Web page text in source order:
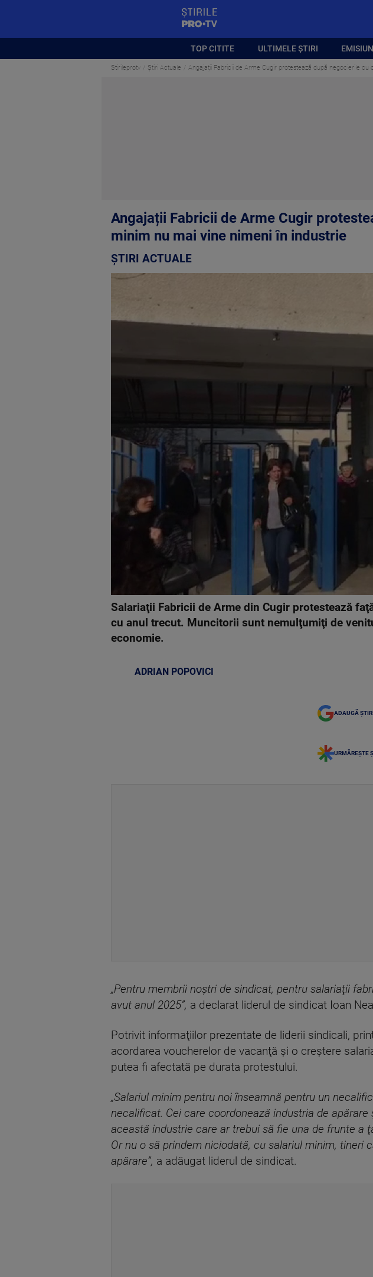
TOP CITITE ULTIMELE ȘTIRI
Stirileprotv Știri Actuale Angajații Fabricii de Arme Cugir protestează după negocierile
Angajații Fabricii de Arme Cugir
minim nu mai vine nimeni în industrie
ȘTIRI ACTUALE
Salariaţii Fabricii de Arme din Cugir protestează
cu anul trecut. Muncitorii sunt nemulţumiţi de
economie.
ADRIAN POPOVICI
ADAUGĂ
URMĂREȘTE
„Pentru membrii noştri de sindicat, pentru salariaţii
avut anul 2025”, a declarat liderul de sindicat Ioan
Potrivit informaţiilor prezentate de liderii sindicali,
acordarea voucherelor de vacanţă şi o creştere
putea fi afectată pe durata protestului.
„Salariul minim pentru noi înseamnă pentru un
necalificat. Cei care coordonează industria de
această industrie care ar trebui să fie una de frunte a
Or nu o să prindem niciodată, cu salariul minim,
apărare”, a adăugat liderul de sindicat.